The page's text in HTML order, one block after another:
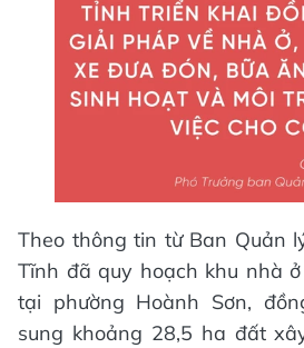
Theo thông tin từ Ban Quản
Tĩnh đã quy hoạch khu nhà
tại phường Hoành Sơn,
sung khoảng 28,5 ha đất